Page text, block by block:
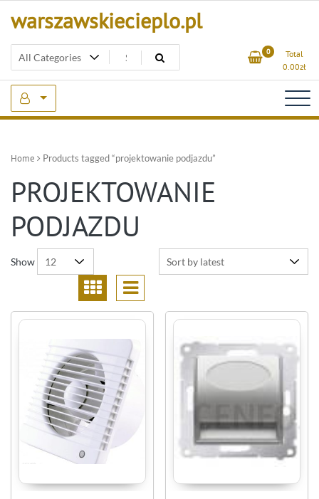
warszawskiecieplo.pl
0
Total
0.00zł
Home Products tagged “projektowanie podjazdu”
PROJEKTOWANIE
PODJAZDU
Show